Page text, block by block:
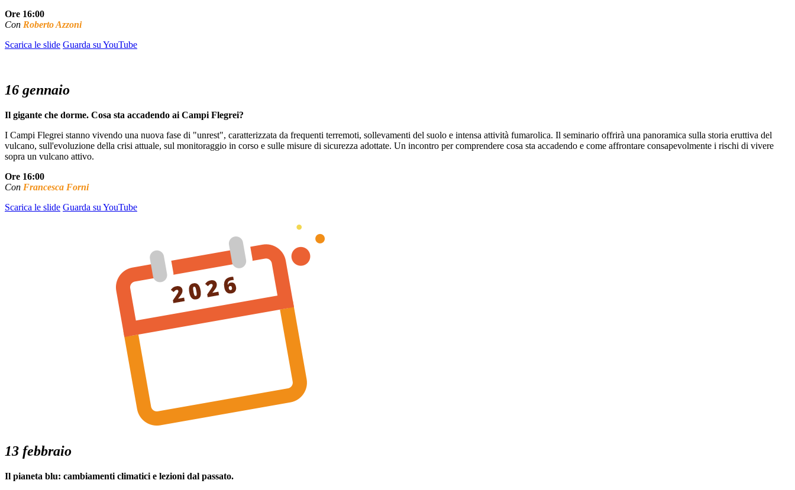
Ore 16:00
Con Roberto Azzoni
Scarica le slide Guarda su YouTube
16 gennaio
Il gigante che dorme. Cosa sta accadendo ai Campi Flegrei?
I Campi Flegrei stanno vivendo una nuova fase di "unrest", caratterizzata da frequenti terremoti, sollevamenti del suolo e intensa attività fumarolica. Il seminario offrirà una panoramica sulla storia eruttiva del
vulcano, sull'evoluzione della crisi attuale, sul monitoraggio in corso e sulle misure di sicurezza adottate. Un incontro per comprendere cosa sta accadendo e come affrontare consapevolmente i rischi di vivere
sopra un vulcano attivo.
Ore 16:00
Con Francesca Forni
Scarica le slide Guarda su YouTube
13 febbraio
Il pianeta blu: cambiamenti climatici e lezioni dal passato.